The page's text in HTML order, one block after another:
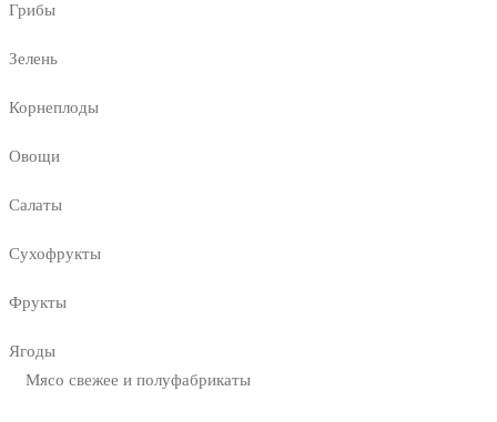
Грибы
Зелень
Корнеплоды
Овощи
Салаты
Сухофрукты
Фрукты
Ягоды
Мясо свежее и полуфабрикаты